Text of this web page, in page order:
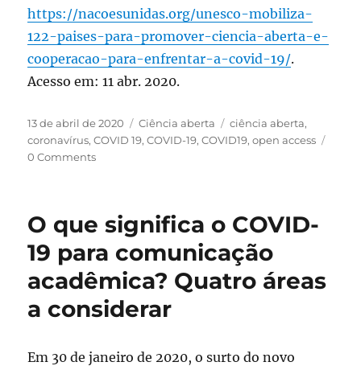
https://nacoesunidas.org/unesco-mobiliza-
122-paises-para-promover-ciencia-aberta-e-
cooperacao-para-enfrentar-a-covid-19/.
Acesso em: 11 abr. 2020.
Publicado
em
13 de abril de 2020 Categorias
Ciência aberta Tags
ciência aberta,
coronavírus,COVID 19,COVID-19,COVID19,open access
0 Comments
O que significa o COVID-
19 para comunicação
acadêmica? Quatro áreas
a considerar
Em 30 de janeiro de 2020, o surto do novo